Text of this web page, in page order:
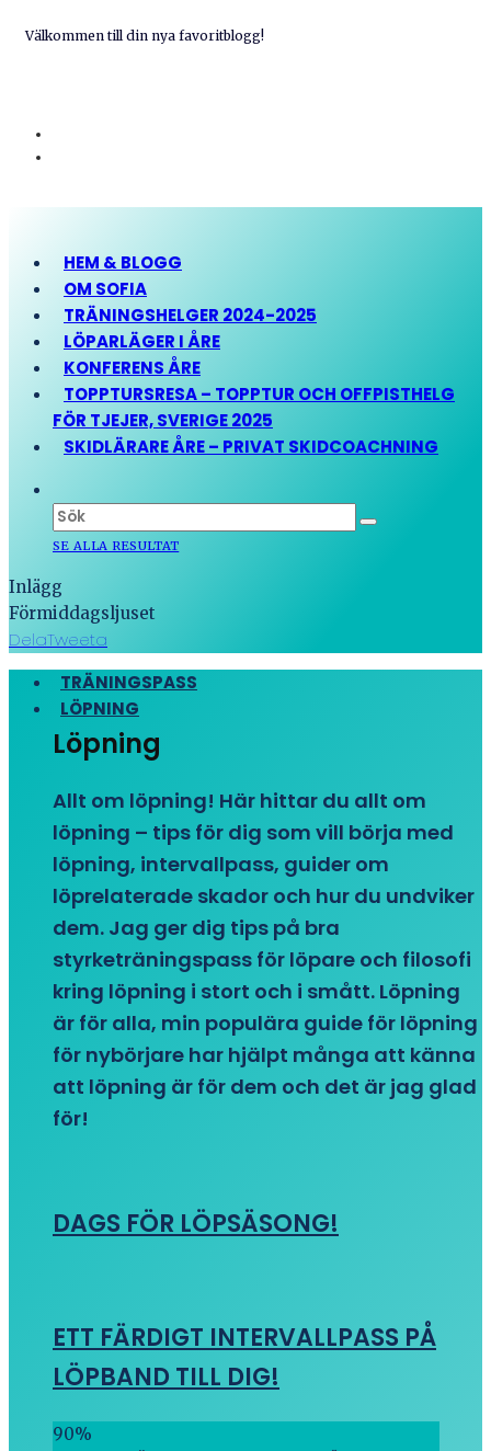
Välkommen till din nya favoritblogg!
HEM & BLOGG
OM SOFIA
TRÄNINGSHELGER 2024-2025
LÖPARLÄGER I ÅRE
KONFERENS ÅRE
TOPPTURSRESA – TOPPTUR OCH OFFPISTHELG
FÖR TJEJER, SVERIGE 2025
SKIDLÄRARE ÅRE – PRIVAT SKIDCOACHNING
SE ALLA RESULTAT
Inlägg
Förmiddagsljuset
DelaTweeta
TRÄNINGSPASS
LÖPNING
Löpning
Allt om löpning! Här hittar du allt om
löpning – tips för dig som vill börja med
löpning, intervallpass, guider om
löprelaterade skador och hur du undviker
dem. Jag ger dig tips på bra
styrketräningspass för löpare och filosofi
kring löpning i stort och i smått. Löpning
är för alla, min populära guide för löpning
för nybörjare har hjälpt många att känna
att löpning är för dem och det är jag glad
för!
DAGS FÖR LÖPSÄSONG!
ETT FÄRDIGT INTERVALLPASS PÅ
LÖPBAND TILL DIG!
90%